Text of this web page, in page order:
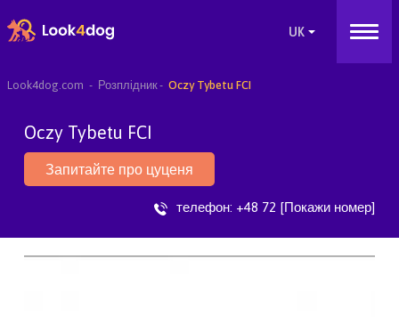
Look4dog.com Розплідник Oczy Tybetu FCI
Oczy Tybetu FCI
Запитайте про цуценя
телефон: +48 72 [Покажи номер]